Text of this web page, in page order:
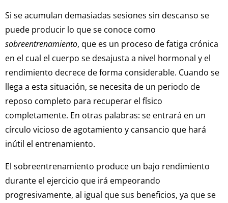
Si se acumulan demasiadas sesiones sin descanso se
puede producir lo que se conoce como
sobreentrenamiento, que es un proceso de fatiga crónica
en el cual el cuerpo se desajusta a nivel hormonal y el
rendimiento decrece de forma considerable. Cuando se
llega a esta situación, se necesita de un periodo de
reposo completo para recuperar el físico
completamente. En otras palabras: se entrará en un
círculo vicioso de agotamiento y cansancio que hará
inútil el entrenamiento.
El sobreentrenamiento produce un bajo rendimiento
durante el ejercicio que irá empeorando
progresivamente, al igual que sus beneficios, ya que se